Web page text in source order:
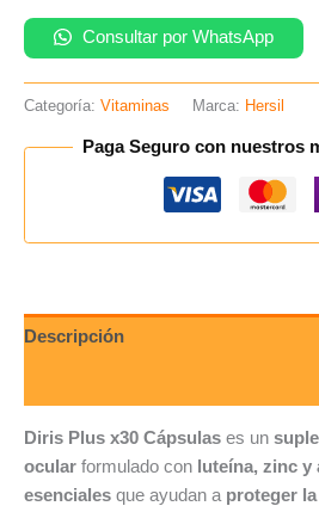
Consultar por WhatsApp
Categoría: Vitaminas Marca: Hersil
Paga Seguro con nuestros
Descripción
Diris Plus x30 Cápsulas es un
ocular formulado con luteína, zinc y
esenciales que ayudan a proteger